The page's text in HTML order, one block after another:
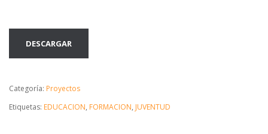
DESCARGAR
Categoría: Proyectos
Etiquetas: EDUCACION, FORMACION, JUVENTUD